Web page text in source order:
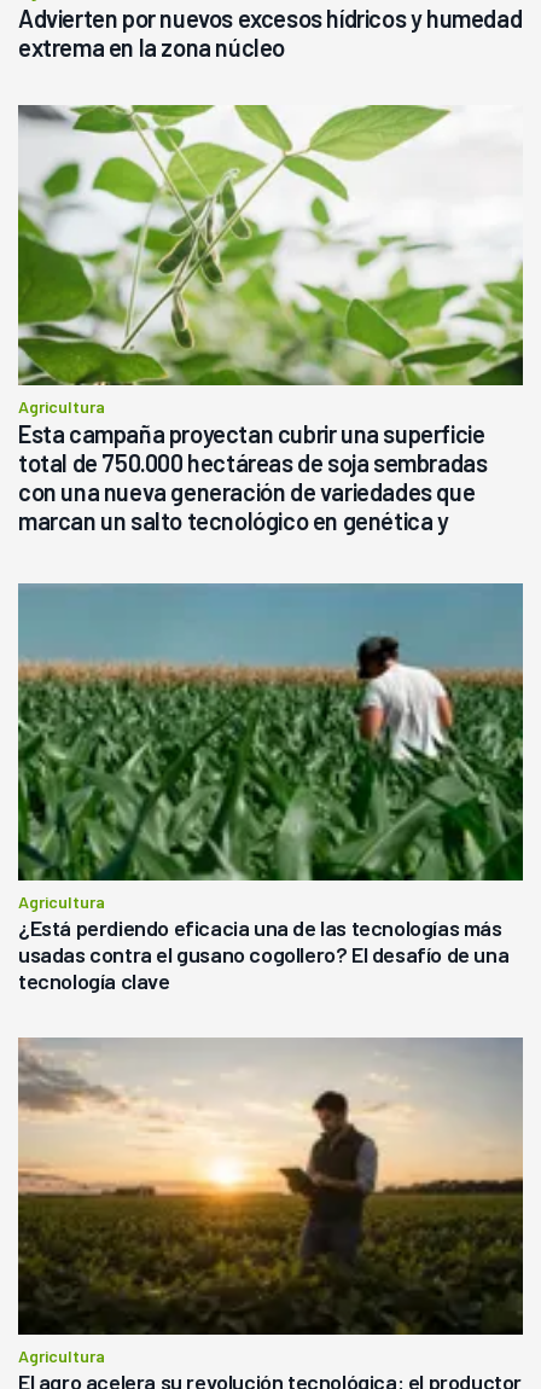
Advierten por nuevos excesos hídricos y humedad
extrema en la zona núcleo
Agricultura
Esta campaña proyectan cubrir una superficie
total de 750.000 hectáreas de soja sembradas
con una nueva generación de variedades que
marcan un salto tecnológico en genética y
Agricultura
¿Está perdiendo eficacia una de las tecnologías más
usadas contra el gusano cogollero? El desafío de una
tecnología clave
Agricultura
El agro acelera su revolución tecnológica: el productor